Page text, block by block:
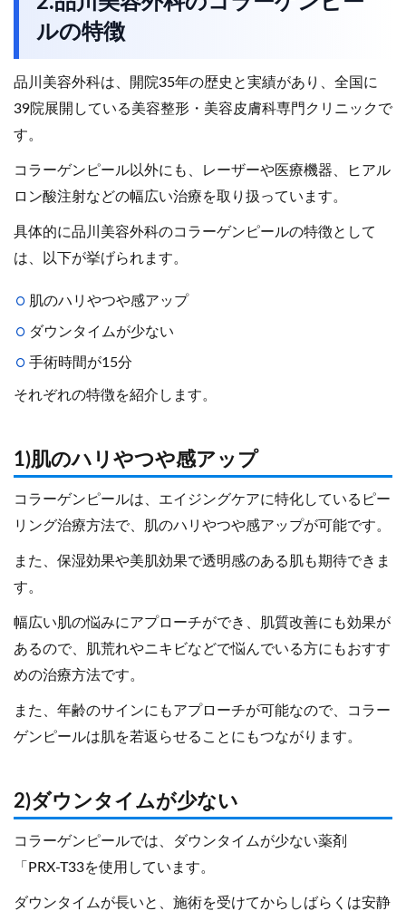
ルの特徴
品川美容外科は、開院35年の歴史と実績があり、全国に
39院展開している美容整形・美容皮膚科専門クリニックで
す。
コラーゲンピール以外にも、レーザーや医療機器、ヒアル
ロン酸注射などの幅広い治療を取り扱っています。
具体的に品川美容外科のコラーゲンピールの特徴として
は、以下が挙げられます。
肌のハリやつや感アップ
ダウンタイムが少ない
手術時間が15分
それぞれの特徴を紹介します。
1)肌のハリやつや感アップ
コラーゲンピールは、エイジングケアに特化しているピー
リング治療方法で、肌のハリやつや感アップが可能です。
また、保湿効果や美肌効果で透明感のある肌も期待できま
す。
幅広い肌の悩みにアプローチができ、肌質改善にも効果が
あるので、肌荒れやニキビなどで悩んでいる方にもおすす
めの治療方法です。
また、年齢のサインにもアプローチが可能なので、コラー
ゲンピールは肌を若返らせることにもつながります。
2)ダウンタイムが少ない
コラーゲンピールでは、ダウンタイムが少ない薬剤
「PRX-T33を使用しています。
ダウンタイムが長いと、施術を受けてからしばらくは安静